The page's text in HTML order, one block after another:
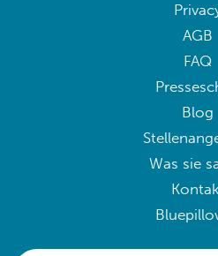
AGB
FAQ
Blog
Was sie